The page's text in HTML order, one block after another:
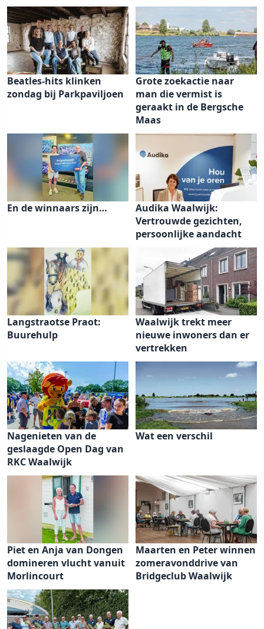
Beatles-hits klinken
zondag bij Parkpaviljoen
Grote zoekactie naar
man die vermist is
geraakt in de Bergsche
Maas
En de winnaars zijn…
Audika Waalwijk:
Vertrouwde gezichten,
persoonlijke aandacht
Langstraotse Praot:
Buurehulp
Waalwijk trekt meer
nieuwe inwoners dan er
vertrekken
Nagenieten van de
geslaagde Open Dag van
RKC Waalwijk
Wat een verschil
Piet en Anja van Dongen
domineren vlucht vanuit
Morlincourt
Maarten en Peter winnen
zomeravonddrive van
Bridgeclub Waalwijk